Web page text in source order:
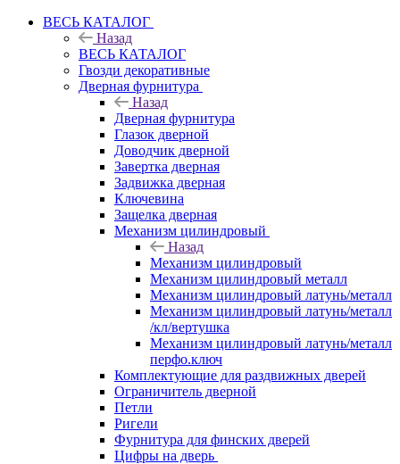
ВЕСЬ КАТАЛОГ
Назад
ВЕСЬ КАТАЛОГ
Гвозди декоративные
Дверная фурнитура
Назад
Дверная фурнитура
Глазок дверной
Доводчик дверной
Завертка дверная
Задвижка дверная
Ключевина
Защелка дверная
Механизм цилиндровый
Назад
Механизм цилиндровый
Механизм цилиндровый металл
Механизм цилиндровый латунь/металл
Механизм цилиндровый латунь/металл
/кл/вертушка
Механизм цилиндровый латунь/металл
перфо.ключ
Комплектующие для раздвижных дверей
Ограничитель дверной
Петли
Ригели
Фурнитура для финских дверей
Цифры на дверь